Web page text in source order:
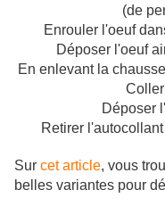
(de
Enrouler l'oeuf
Déposer l'oeuf
En enlevant la
Déposer
Retirer
Sur cet article, vous
belles variantes pour